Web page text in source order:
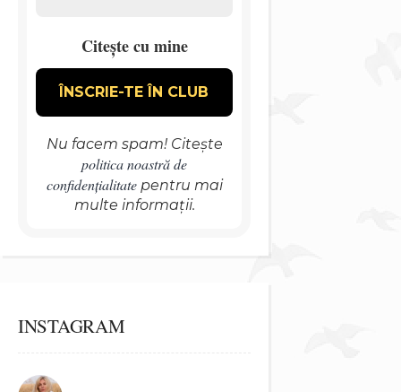
Citește cu mine
Nu facem spam! Citește
politica noastră de
confidențialitatepentru mai
multe informații.
INSTAGRAM